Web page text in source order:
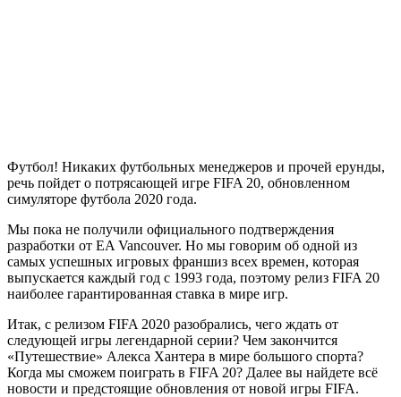
Футбол! Никаких футбольных менеджеров и прочей ерунды,
речь пойдет о потрясающей игре FIFA 20, обновленном
симуляторе футбола 2020 года.
Мы пока не получили официального подтверждения
разработки от EA Vancouver. Но мы говорим об одной из
самых успешных игровых франшиз всех времен, которая
выпускается каждый год с 1993 года, поэтому релиз FIFA 20
наиболее гарантированная ставка в мире игр.
Итак, с релизом FIFA 2020 разобрались, чего ждать от
следующей игры легендарной серии? Чем закончится
«Путешествие» Алекса Хантера в мире большого спорта?
Когда мы сможем поиграть в FIFA 20? Далее вы найдете всё
новости и предстоящие обновления от новой игры FIFA.